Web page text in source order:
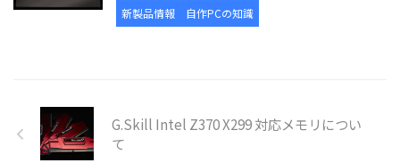
新製品情報 自作PCの知識
G.Skill Intel Z370 X299 対応メモリについ
て